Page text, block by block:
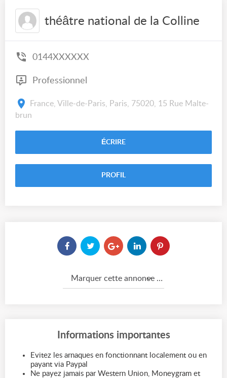
théâtre national de la Colline
0144XXXXXX
Professionnel
France, Ville-de-Paris, Paris, 75020, 15 Rue Malte-
brun
ÉCRIRE
PROFIL
Marquer cette annonce comme...
Informations importantes
Evitez les arnaques en fonctionnant localement ou en
payant via Paypal
Ne payez jamais par Western Union, Moneygram et